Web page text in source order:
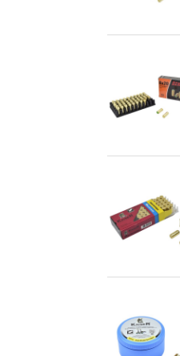
Anteprima
Anteprima
Anteprima